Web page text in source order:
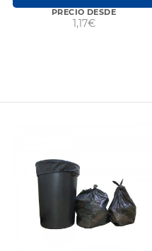
PRECIO DESDE
1,17€